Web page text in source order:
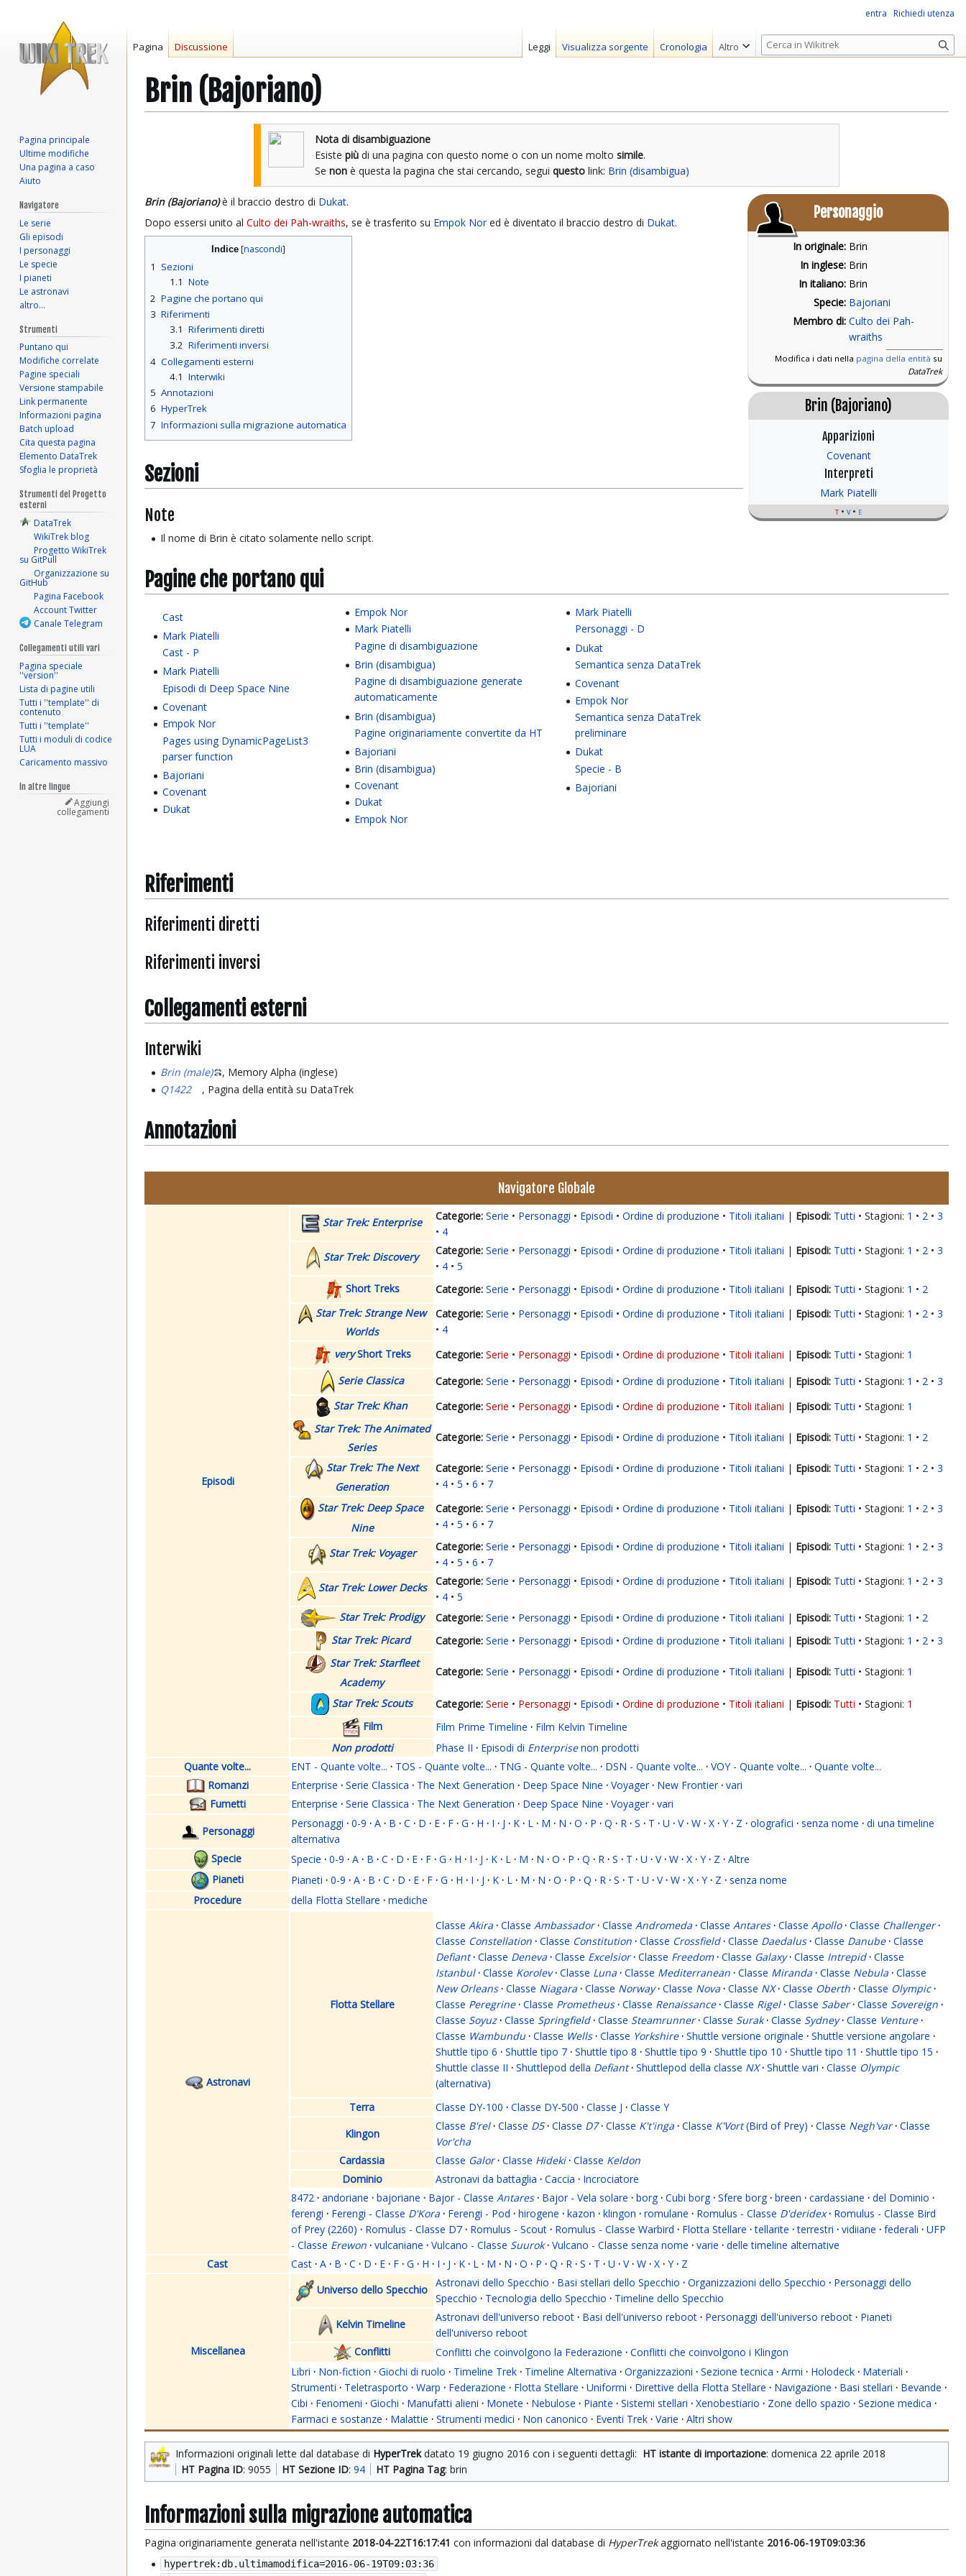
Brin (Bajoriano)
Nota di disambiguazione
Esistepiù di una pagina con questo nome o con un nome moltosimile.
Senon è questa la pagina che stai cercando, seguiquesto link: Brin (disambigua)
Personaggio
In originale: Brin
In inglese: Brin
In italiano: Brin
Specie: Bajoriani
Membro di: Culto dei Pah-
wraiths
Modifica i dati nella pagina della entità su
DataTrek
Brin (Bajoriano)
Apparizioni
Covenant
Interpreti
Mark Piatelli
t v e
Brin (Bajoriano)è il braccio destro di Dukat.
Dopo essersi unito al Culto dei Pah-wraiths, se è trasferito su Empok Nored è diventato il braccio destro di Dukat.
Indice
1
Sezioni
1.1 Note
2 Pagine che portano qui
3 Riferimenti
3.1 Riferimenti diretti
3.2 Riferimenti inversi
4 Collegamenti esterni
4.1 Interwiki
5 Annotazioni
6 HyperTrek
7 Informazioni sulla migrazione automatica
Sezioni
Note
Il nome di Brin è citato solamente nello script.
Pagine che portano qui
Cast
Mark Piatelli
Cast - P
Mark Piatelli
Episodi di Deep Space Nine
Covenant
Empok Nor
Pages using DynamicPageList3
parser function
Bajoriani
Covenant
Dukat
Empok Nor
Mark Piatelli
Pagine di disambiguazione
Brin (disambigua)
Pagine di disambiguazione generate
automaticamente
Brin (disambigua)
Pagine originariamente convertite da HT
Bajoriani
Brin (disambigua)
Covenant
Dukat
Empok Nor
Mark Piatelli
Personaggi - D
Dukat
Semantica senza DataTrek
Covenant
Empok Nor
Semantica senza DataTrek
preliminare
Dukat
Specie - B
Bajoriani
Riferimenti
Riferimenti diretti
Riferimenti inversi
Collegamenti esterni
Interwiki
Brin (male)
, Memory Alpha (inglese)
Q1422
, Pagina della entità su DataTrek
Annotazioni
Navigatore Globale
Episodi
Star Trek: Enterprise Serie Personaggi Episodi Ordine di produzione Titoli italiani | Tutti Stagioni: 1 2
3
4
Star Trek: Discovery
Serie Personaggi Episodi Ordine di produzione Titoli italiani | Tutti Stagioni: 1 2
3
4
5
Short Treks
Serie Personaggi Episodi Ordine di produzione Titoli italiani | Tutti Stagioni: 1
2
Star Trek: Strange New
Worlds
Serie Personaggi Episodi Ordine di produzione Titoli italiani | Tutti Stagioni: 1 2
3
4
veryShort Treks Serie Personaggi Episodi Ordine di produzione Titoli italiani | Tutti Stagioni: 1
Serie Classica
Serie Personaggi Episodi Ordine di produzione Titoli italiani | Tutti Stagioni: 1 2
3
Star Trek: Khan
Serie Personaggi Episodi Ordine di produzione Titoli italiani | Tutti Stagioni: 1
Star Trek: The Animated
Series
Serie Personaggi Episodi Ordine di produzione Titoli italiani | Tutti Stagioni: 1 2
Star Trek: The Next
Generation
Serie Personaggi Episodi Ordine di produzione Titoli italiani | Tutti Stagioni: 1 2
3
4
5 6
7
Star Trek: Deep Space
Nine
Serie Personaggi Episodi Ordine di produzione Titoli italiani | Tutti Stagioni: 1 2
3
4
5 6 7
Star Trek: Voyager Serie Personaggi Episodi Ordine di produzione Titoli italiani | Tutti Stagioni: 1 2
3
4
5 6
7
Star Trek: Lower Decks
Serie Personaggi Episodi Ordine di produzione Titoli italiani | Tutti Stagioni: 1 2
3
4
5
Star Trek: Prodigy
Serie Personaggi Episodi Ordine di produzione Titoli italiani | Tutti Stagioni: 1
2
Star Trek: Picard
Serie Personaggi Episodi Ordine di produzione Titoli italiani | Tutti Stagioni: 1 2
3
Star Trek: Starfleet
Academy
Serie Personaggi Episodi Ordine di produzione Titoli italiani | Tutti Stagioni: 1
Star Trek: Scouts Serie Personaggi Episodi Ordine di produzione Titoli italiani | Tutti Stagioni: 1
Film
Film Prime Timeline · Film Kelvin Timeline
Non prodotti
Phase II · Episodi di Enterprisenon prodotti
Quante volte...
ENT - Quante volte... · TOS - Quante volte... · TNG - Quante volte... · DSN - Quante volte... · VOY - Quante volte... · Quante volte...
Romanzi
Enterprise · Serie Classica · The Next Generation · Deep Space Nine · Voyager · New Frontier · vari
Fumetti
Enterprise · Serie Classica · The Next Generation · Deep Space Nine · Voyager · vari
Personaggi
Personaggi · 0-9 · A · B · C · D · E · F · G · H · I · J · K · L · M · N · O · P · Q · R · S · T · U · V · W · X · Y · Z · olografici · senza nome · di una timeline
alternativa
Specie
Specie · 0-9 · A · B · C · D · E · F · G · H · I · J · K · L · M · N · O · P · Q · R · S · T · U · V · W · X · Y · Z · Altre
Pianeti
Pianeti · 0-9 · A · B · C · D · E · F · G · H · I · J · K · L · M · N · O · P · Q · R · S · T · U · V · W · X · Y · Z · senza nome
Procedure
della Flotta Stellare · mediche
Astronavi
Flotta Stellare
Classe Akira · Classe Ambassador · Classe Andromeda · Classe Antares · Classe Apollo · Classe Challenger ·
Classe Constellation · Classe Constitution · Classe Crossfield · Classe Daedalus · Classe Danube · Classe
Defiant · Classe Deneva · Classe Excelsior · Classe Freedom · Classe Galaxy · Classe Intrepid · Classe
Istanbul · Classe Korolev · Classe Luna · Classe Mediterranean · Classe Miranda · Classe Nebula · Classe
New Orleans · Classe Niagara · Classe Norway · Classe Nova · Classe NX · Classe Oberth · Classe Olympic ·
Classe Peregrine · Classe Prometheus · Classe Renaissance · Classe Rigel · Classe Saber · Classe Sovereign ·
Classe Soyuz · Classe Springfield · Classe Steamrunner · Classe Surak · Classe Sydney · Classe Venture ·
Classe Wambundu · Classe Wells · Classe Yorkshire · Shuttle versione originale · Shuttle versione angolare ·
Shuttle tipo 6 · Shuttle tipo 7 · Shuttle tipo 8 · Shuttle tipo 9 · Shuttle tipo 10 · Shuttle tipo 11 · Shuttle tipo 15 ·
Shuttle classe II · Shuttlepod della Defiant · Shuttlepod della classe NX · Shuttle vari · Classe Olympic
(alternativa)
Terra
Classe DY-100 · Classe DY-500 · Classe J · Classe Y
Klingon
Classe B'rel · Classe D5 · Classe D7 · Classe K't'inga · Classe K'Vort(Bird of Prey) · Classe Negh'var · Classe
Vor'cha
Cardassia
Classe Galor · Classe Hideki · Classe Keldon
Dominio
Astronavi da battaglia · Caccia · Incrociatore
8472 · andoriane · bajoriane · Bajor - Classe Antares · Bajor - Vela solare · borg · Cubi borg · Sfere borg · breen · cardassiane · del Dominio ·
ferengi · Ferengi - Classe D'Kora · Ferengi - Pod · hirogene · kazon · klingon · romulane · Romulus - Classe D'deridex · Romulus - Classe Bird
of Prey (2260) · Romulus - Classe D7 · Romulus - Scout · Romulus - Classe Warbird · Flotta Stellare · tellarite · terrestri · vidiiane · federali · UFP
- Classe Erewon · vulcaniane · Vulcano - Classe Suurok · Vulcano - Classe senza nome · varie · delle timeline alternative
Cast
Cast · A · B · C · D · E · F · G · H · I · J · K · L · M · N · O · P · Q · R · S · T · U · V · W · X · Y · Z
Miscellanea
Universo dello Specchio
Astronavi dello Specchio · Basi stellari dello Specchio · Organizzazioni dello Specchio · Personaggi dello
Specchio · Tecnologia dello Specchio · Timeline dello Specchio
Kelvin Timeline
Astronavi dell'universo reboot · Basi dell'universo reboot · Personaggi dell'universo reboot · Pianeti
dell'universo reboot
Conflitti
Conflitti che coinvolgono la Federazione · Conflitti che coinvolgono i Klingon
Libri · Non-fiction · Giochi di ruolo · Timeline Trek · Timeline Alternativa · Organizzazioni · Sezione tecnica · Armi · Holodeck · Materiali ·
Strumenti · Teletrasporto · Warp · Federazione · Flotta Stellare · Uniformi · Direttive della Flotta Stellare · Navigazione · Basi stellari · Bevande ·
Cibi · Fenomeni · Giochi · Manufatti alieni · Monete · Nebulose · Piante · Sistemi stellari · Xenobestiario · Zone dello spazio · Sezione medica ·
Farmaci e sostanze · Malattie · Strumenti medici · Non canonico · Eventi Trek · Varie · Altri show
Informazioni originali lette dal database di HyperTrek datato 19 giugno 2016 con i seguenti dettagli: HT istante di importazione: domenica 22 aprile 2018
HT Pagina ID: 9055 HT Sezione ID: 94 HT Pagina Tag: brin
Informazioni sulla migrazione automatica
Pagina originariamente generata nell'istante 2018-04-22T16:17:41 con informazioni dal database di HyperTrekaggiornato nell'istante 2016-06-19T09:03:36
hypertrek:db.ultimamodifica=2016-06-19T09:03:36
entra Richiedi utenza
Pagina Discussione Leggi Visualizza sorgente Cronologia Altro
R
i
r
c
Pagina principale
Ultime modifiche
Una pagina a caso
Aiuto
Navigatore
Le serie
Gli episodi
I personaggi
Le specie
I pianeti
Le astronavi
altro…
Strumenti
Puntano qui
Modifiche correlate
Pagine speciali
Versione stampabile
Link permanente
Informazioni pagina
Batch upload
Cita questa pagina
Elemento DataTrek
Sfoglia le proprietà
Strumenti del Progetto
esterni
DataTrek
WikiTrek blog
Progetto WikiTrek
su GitPull
Organizzazione su
GitHub
Pagina Facebook
Account Twitter
Canale Telegram
Collegamenti utili vari
Pagina speciale
''version''
Lista di pagine utili
Tutti i ''template'' di
contenuto
Tutti i ''template''
Tutti i moduli di codice
LUA
Caricamento massivo
In altre lingue
Aggiungi
collegamenti